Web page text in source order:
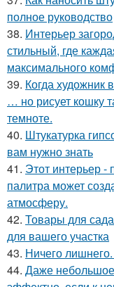
полное руководство
38. Интерьер
стильный, где
максимального
39. Когда художник
… но рисует кошку
темноте.
40. Штукатурка
вам нужно знать
41. Этот интерьер -
палитра может
атмосферу.
42. Товары для
для вашего участка
43. Ничего
44. Даже небольшое